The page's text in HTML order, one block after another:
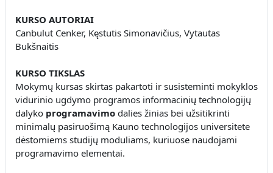
KURSO AUTORIAI
Canbulut Cenker, Kęstutis Simonavičius, Vytautas
Bukšnaitis
KURSO TIKSLAS
Mokymų kursas skirtas pakartoti ir susisteminti mokyklos
vidurinio ugdymo programos informacinių technologijų
dalyko programavimo dalies žinias bei užsitikrinti
minimalų pasiruošimą Kauno technologijos universitete
dėstomiems studijų moduliams, kuriuose naudojami
programavimo elementai.